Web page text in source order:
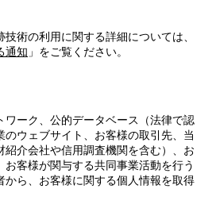
術の利用に関する詳細については、
通知 」をご覧ください。
ワーク、公的データベース（法律で認
ウェブサイト、お客様の取引先、当
紹介会社や信用調査機関を含む）、お
お客様が関与する共同事業活動を行う
から、お客様に関する個人情報を取得